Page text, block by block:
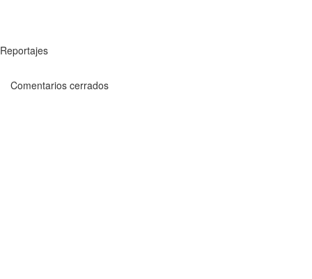
Reportajes
Comentarios cerrados